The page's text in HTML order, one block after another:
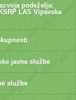
podeželja:
LAS Vipavska
javne službe
službe